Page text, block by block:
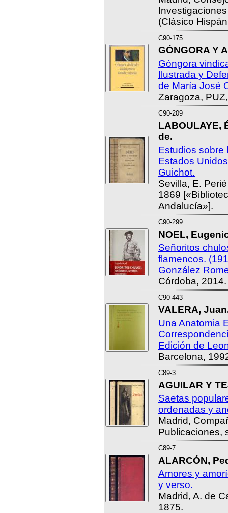
(Clásico
C90-175
GÓNGORA Y
Góngora
Ilustrada y
de María José
Zaragoza,
C90-209
LABOULAYE,
de.
Estudios sobre
Estados
Guichot.
Sevilla, E.
1869
Andalucía»].
C90-299
NOEL,
Señoritos
flamencos.
González
Córdoba, 2014.
C90-443
VALERA,
Una Anatomia
Edición de
Barcelona,
C89-3
AGUILAR Y
Saetas
ordenadas y
Madrid,
Publicaciones,
C89-7
ALARCÓN,
Amores y
y verso.
Madrid, A. de
1875.